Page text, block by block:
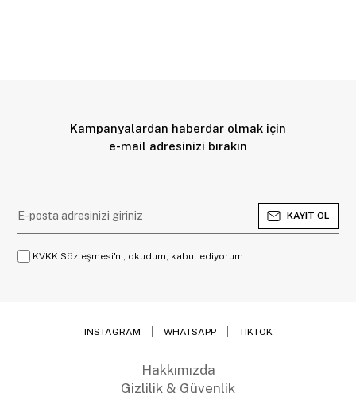
Kampanyalardan haberdar olmak için
e-mail adresinizi bırakın
KAYIT OL
KVKK Sözleşmesi'ni, okudum, kabul ediyorum.
INSTAGRAM WHATSAPP TIKTOK
Hakkımızda
Gizlilik & Güvenlik